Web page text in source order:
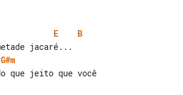
E
B
G#m